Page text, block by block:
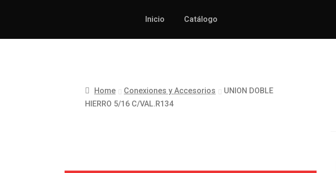
Inicio Catálogo
Home Conexiones y Accesorios
UNION DOBLE
HIERRO 5/16 C/VAL.R134